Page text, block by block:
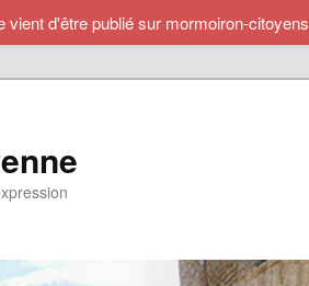
vient d'être publié sur mormoiron-citoyens